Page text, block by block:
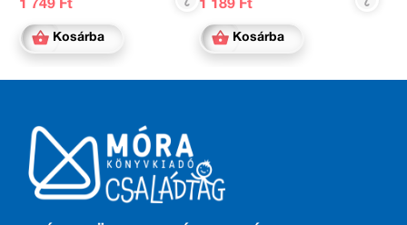
1 749 Ft
Kosárba
1 189 Ft
Kosárba